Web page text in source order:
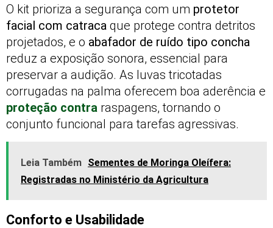
O kit prioriza a segurança com um protetor
facial com catraca que protege contra detritos
projetados, e o abafador de ruído tipo concha
reduz a exposição sonora, essencial para
preservar a audição. As luvas tricotadas
corrugadas na palma oferecem boa aderência e
proteção contra raspagens, tornando o
conjunto funcional para tarefas agressivas.
Leia Também Sementes de Moringa Oleífera:
Registradas no Ministério da Agricultura
Conforto e Usabilidade